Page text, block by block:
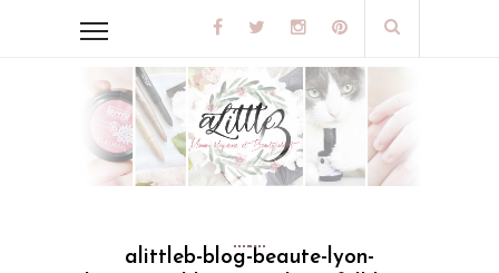
alittleb-blog-beaute-lyon-